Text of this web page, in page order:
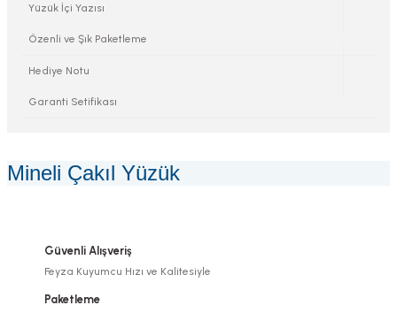
Yüzük İçi Yazısı
Özenli ve Şık Paketleme
Hediye Notu
Garanti Setifikası
Mineli Çakıl Yüzük
Güvenli Alışveriş
Feyza Kuyumcu Hızı ve Kalitesiyle
Paketleme